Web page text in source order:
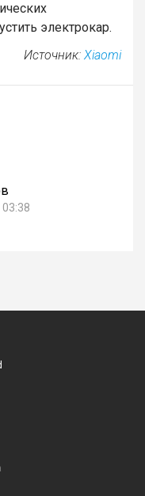
электрокар.
Источник: Xiaomi